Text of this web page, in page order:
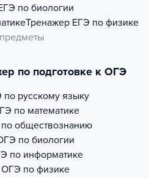
по биологии
Тренажер ЕГЭ по физике
по подготовке к ОГЭ
русскому языку
по математике
обществознанию
по биологии
по информатике
ОГЭ по физике